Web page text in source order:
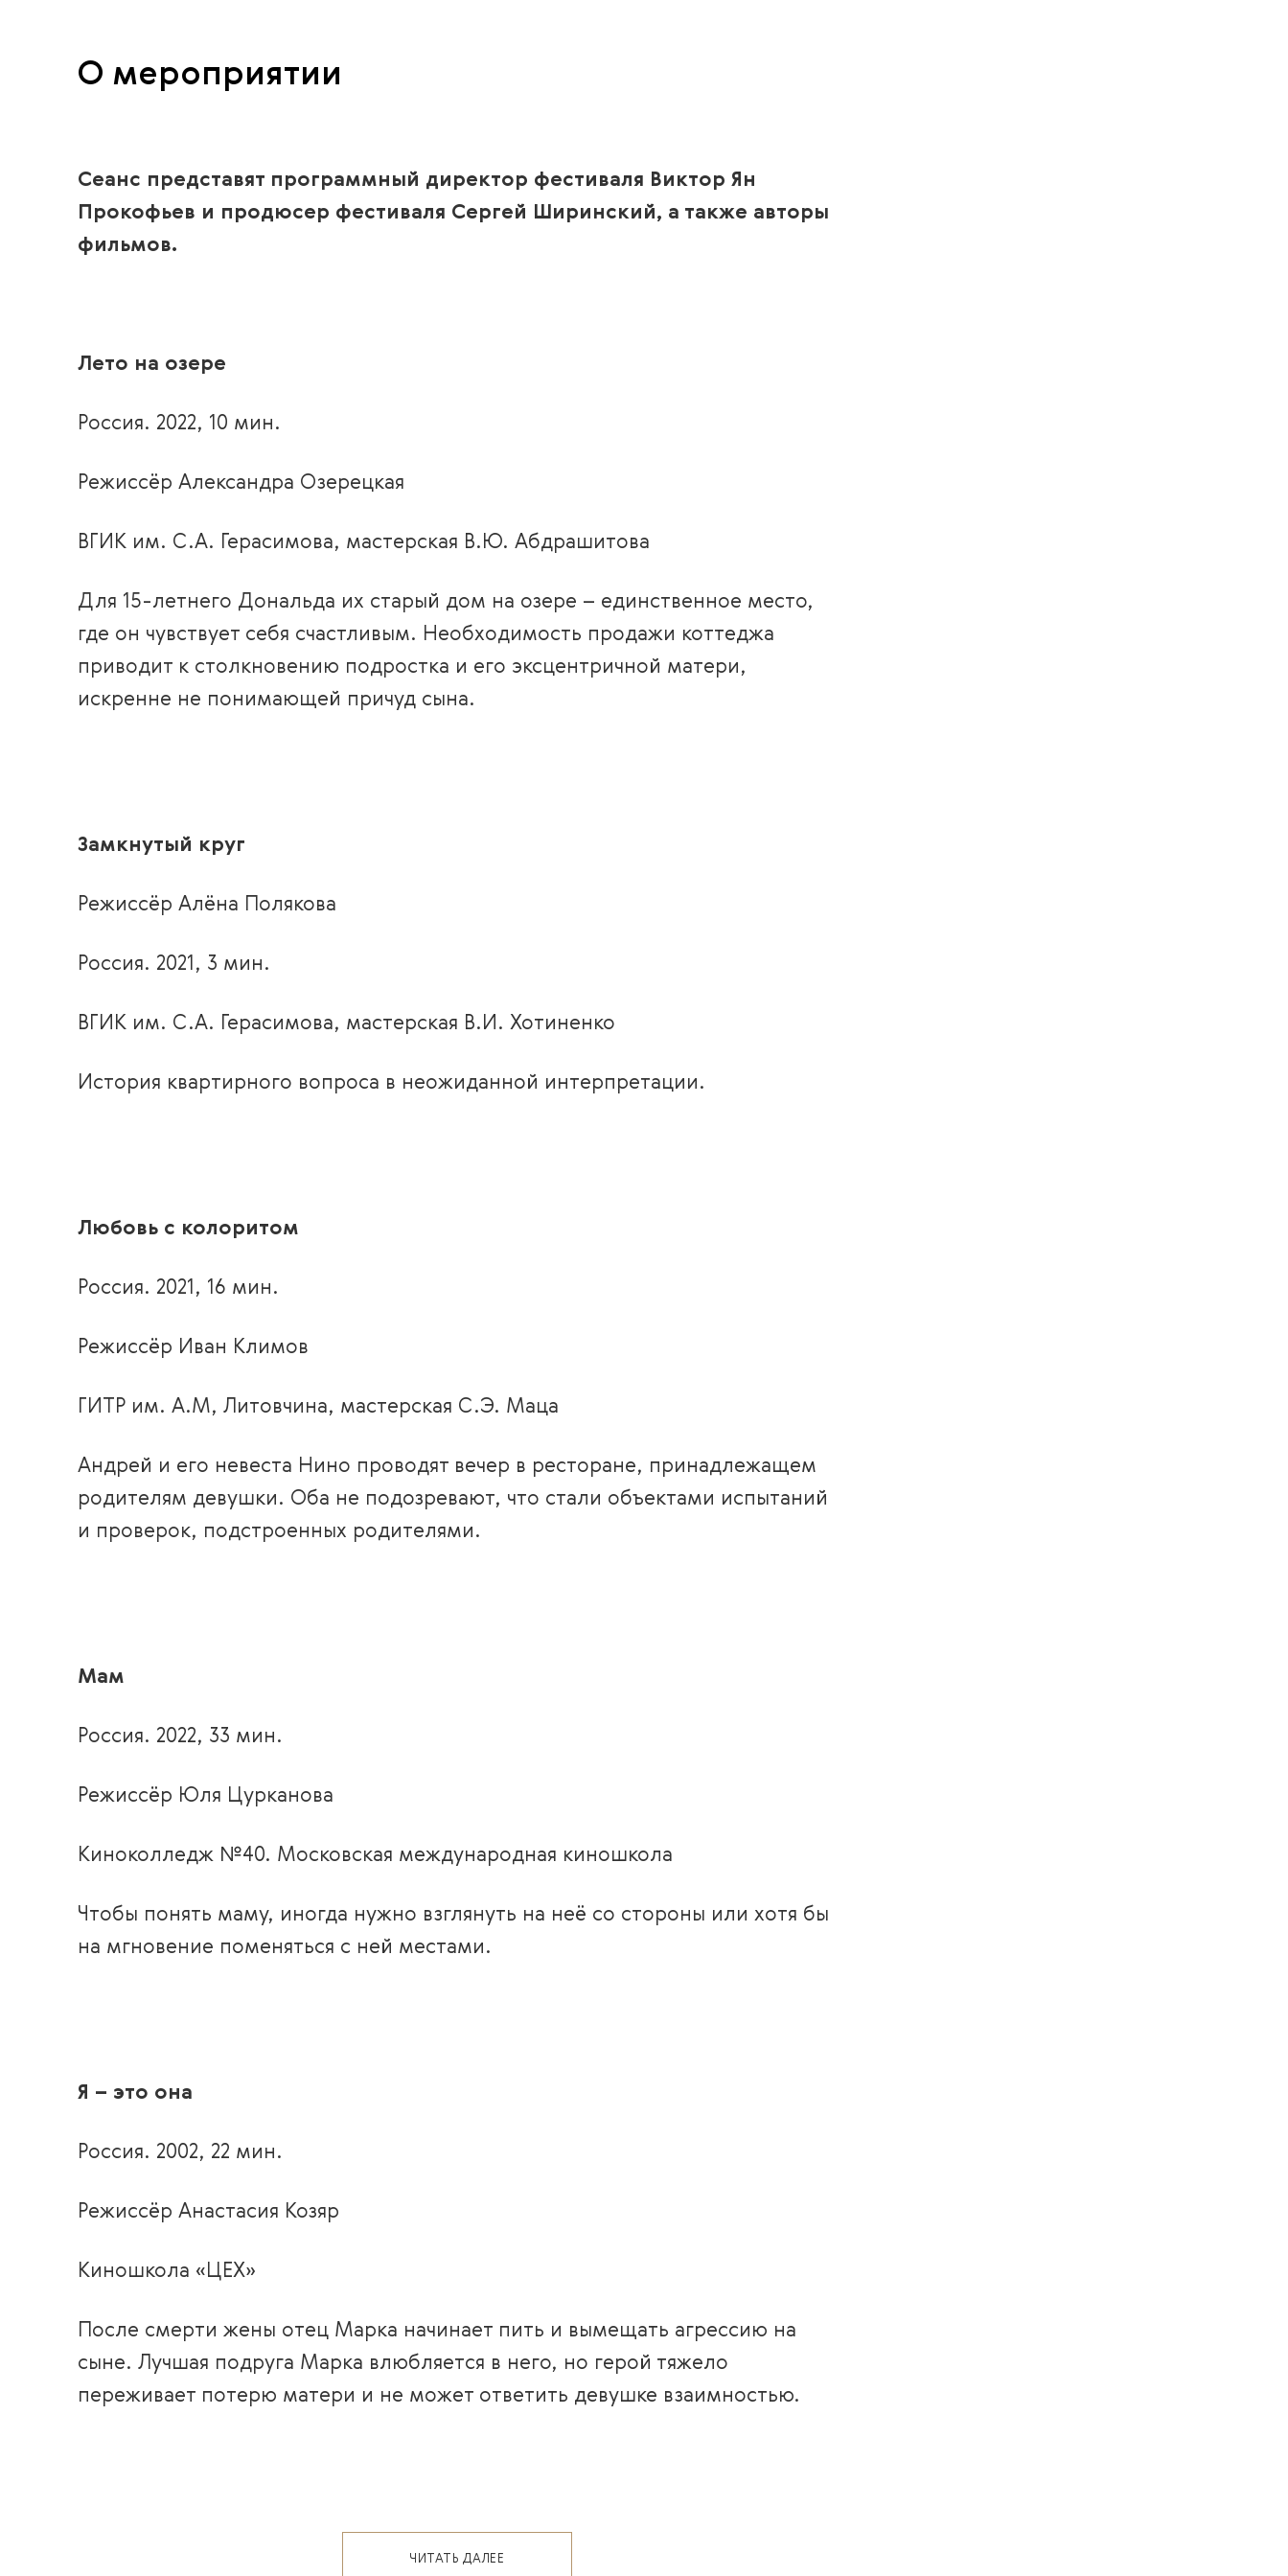
О мероприятии
Сеанс представят программный директор фестиваля Виктор Ян
Прокофьев и продюсер фестиваля Сергей Ширинский, а также авторы
фильмов.
Лето на озере
Россия. 2022, 10 мин.
Режиссёр Александра Озерецкая
ВГИК им. С.А. Герасимова, мастерская В.Ю. Абдрашитова
Для 15-летнего Дональда их старый дом на озере – единственное место,
где он чувствует себя счастливым. Необходимость продажи коттеджа
приводит к столкновению подростка и его эксцентричной матери,
искренне не понимающей причуд сына.
Замкнутый круг
Режиссёр Алёна Полякова
Россия. 2021, 3 мин.
ВГИК им. С.А. Герасимова, мастерская В.И. Хотиненко
История квартирного вопроса в неожиданной интерпретации.
Любовь с колоритом
Россия. 2021, 16 мин.
Режиссёр Иван Климов
ГИТР им. А.М, Литовчина, мастерская С.Э. Маца
Андрей и его невеста Нино проводят вечер в ресторане, принадлежащем
родителям девушки. Оба не подозревают, что стали объектами испытаний
и проверок, подстроенных родителями.
Мам
Россия. 2022, 33 мин.
Режиссёр Юля Цурканова
Киноколледж №40. Московская международная киношкола
Чтобы понять маму, иногда нужно взглянуть на неё со стороны или хотя бы
на мгновение поменяться с ней местами.
Я – это она
Россия. 2002, 22 мин.
Режиссёр Анастасия Козяр
Киношкола «ЦЕХ»
После смерти жены отец Марка начинает пить и вымещать агрессию на
сыне. Лучшая подруга Марка влюбляется в него, но герой тяжело
переживает потерю матери и не может ответить девушке взаимностью.
ЧИТАТЬ ДАЛЕЕ